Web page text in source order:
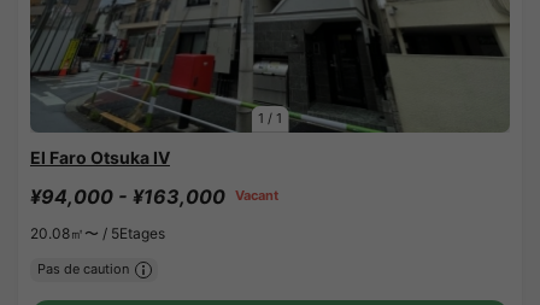
1 / 1
El Faro Otsuka IV
¥94,000 - ¥163,000 Vacant
20.08㎡〜 / 5Etages
Pas de caution